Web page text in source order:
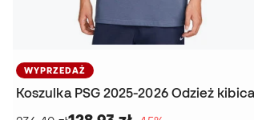
WYPRZEDAŻ
Koszulka PSG 2025-2026 Odzież kibica